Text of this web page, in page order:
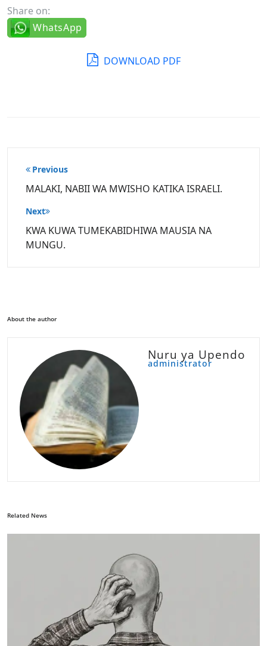
Share on:
WhatsApp
DOWNLOAD PDF
Post
navigation
Previous
MALAKI, NABII WA MWISHO KATIKA ISRAELI.
Next
KWA KUWA TUMEKABIDHIWA MAUSIA NA
MUNGU.
About the author
Nuru ya Upendo
administrator
Related News